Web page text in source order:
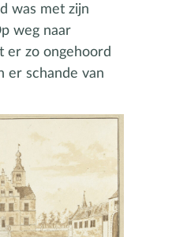
was met zijn
weg naar
er zo ongehoord
er schande van